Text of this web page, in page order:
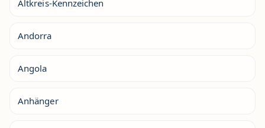
Altkreis-Kennzeichen
Andorra
Angola
Anhänger